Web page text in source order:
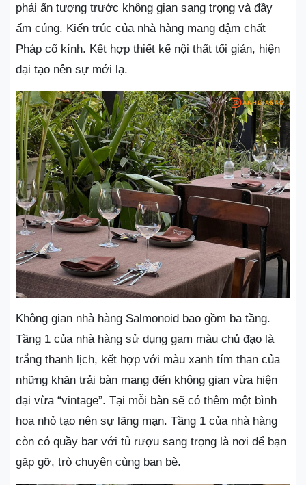
phải ấn tượng trước không gian sang trọng và đầy
ấm cúng. Kiến trúc của nhà hàng mang đậm chất
Pháp cổ kính. Kết hợp thiết kế nội thất tối giản, hiện
đại tạo nên sự mới lạ.
Không gian nhà hàng Salmonoid bao gồm ba tầng.
Tầng 1 của nhà hàng sử dụng gam màu chủ đạo là
trắng thanh lịch, kết hợp với màu xanh tím than của
những khăn trải bàn mang đến không gian vừa hiện
đại vừa “vintage”. Tại mỗi bàn sẽ có thêm một bình
hoa nhỏ tạo nên sự lãng mạn. Tầng 1 của nhà hàng
còn có quầy bar với tủ rượu sang trọng là nơi để bạn
gặp gỡ, trò chuyện cùng bạn bè.